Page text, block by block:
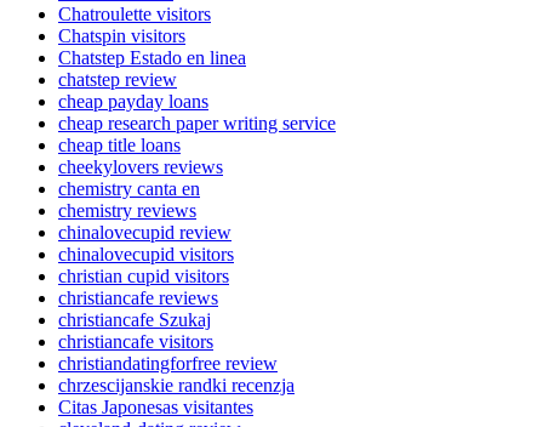
Chatroulette visitors
Chatspin visitors
Chatstep Estado en linea
chatstep review
cheap payday loans
cheap research paper writing service
cheap title loans
cheekylovers reviews
chemistry canta en
chemistry reviews
chinalovecupid review
chinalovecupid visitors
christian cupid visitors
christiancafe reviews
christiancafe Szukaj
christiancafe visitors
christiandatingforfree review
chrzescijanskie randki recenzja
Citas Japonesas visitantes